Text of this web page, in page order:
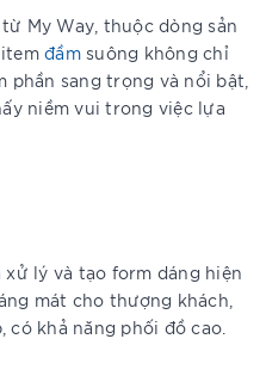
My Way, thuộc dòng sản
đầmsuông không chỉ
phần sang trọng và nổi bật,
niềm vui trong việc lựa
xử lý và tạo form dáng hiện
mát cho thượng khách,
khả năng phối đồ cao.